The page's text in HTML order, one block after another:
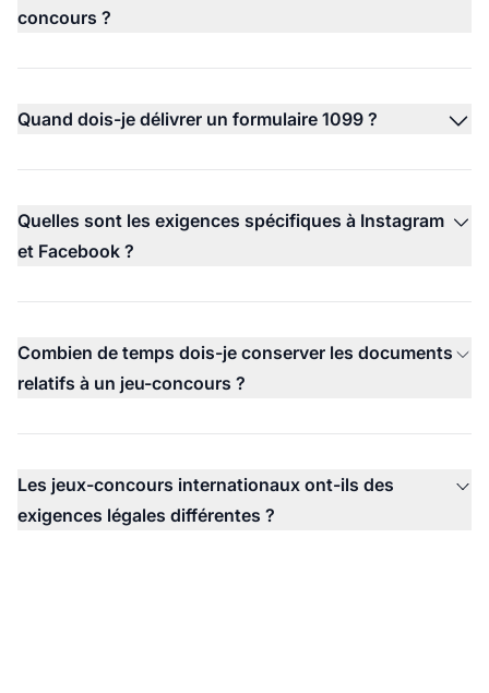
concours ?
Quand dois-je délivrer un formulaire 1099 ?
Quelles sont les exigences spécifiques à Instagram
et Facebook ?
Combien de temps dois-je conserver les documents
relatifs à un jeu-concours ?
Les jeux-concours internationaux ont-ils des
exigences légales différentes ?